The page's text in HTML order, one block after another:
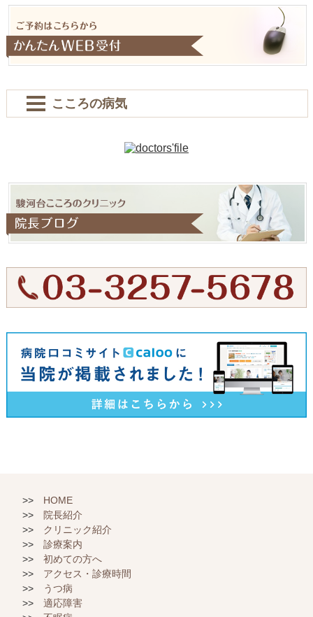
こころの病気
HOME
院長紹介
クリニック紹介
診療案内
初めての方へ
アクセス・診療時間
うつ病
適応障害